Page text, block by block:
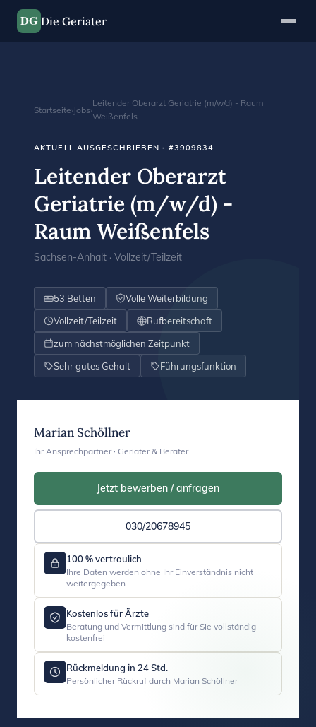
DG Die Geriater
Startseite›Jobs›
Leitender Oberarzt Geriatrie (m/w/d) - Raum
Weißenfels
AKTUELL AUSGESCHRIEBEN · #3909834
Leitender Oberarzt
Geriatrie (m/w/d) -
Raum Weißenfels
Sachsen-Anhalt · Vollzeit/Teilzeit
53 Betten
Volle Weiterbildung
Vollzeit/Teilzeit
Rufbereitschaft
zum nächstmöglichen Zeitpunkt
Sehr gutes Gehalt
Führungsfunktion
Marian Schöllner
Ihr Ansprechpartner · Geriater & Berater
Jetzt bewerben / anfragen
030/20678945
100 % vertraulich
Ihre Daten werden ohne Ihr Einverständnis nicht
weitergegeben
Kostenlos für Ärzte
Beratung und Vermittlung sind für Sie vollständig
kostenfrei
Rückmeldung in 24 Std.
Persönlicher Rückruf durch Marian Schöllner